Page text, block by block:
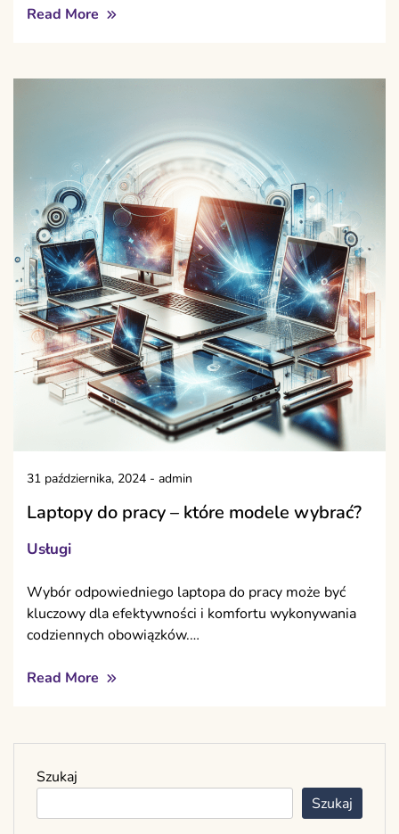
Read More
31 października, 2024 - admin
Laptopy do pracy – które modele wybrać?
Usługi
Wybór odpowiedniego laptopa do pracy może być
kluczowy dla efektywności i komfortu wykonywania
codziennych obowiązków.…
Read More
Szukaj
Szukaj